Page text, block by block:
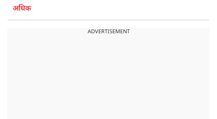
अधिक
ADVERTISEMENT